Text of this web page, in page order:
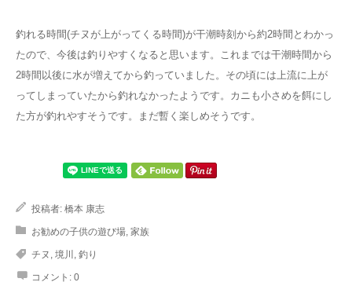
釣れる時間(チヌが上がってくる時間)が干潮時刻から約2時間とわかっ
たので、今後は釣りやすくなると思います。これまでは干潮時間から
2時間以後に水が増えてから釣っていました。その頃には上流に上が
ってしまっていたから釣れなかったようです。カニも小さめを餌にし
た方が釣れやすそうです。まだ暫く楽しめそうです。
投稿者: 橋本 康志
お勧めの子供の遊び場, 家族
チヌ , 境川 , 釣り
コメント: 0